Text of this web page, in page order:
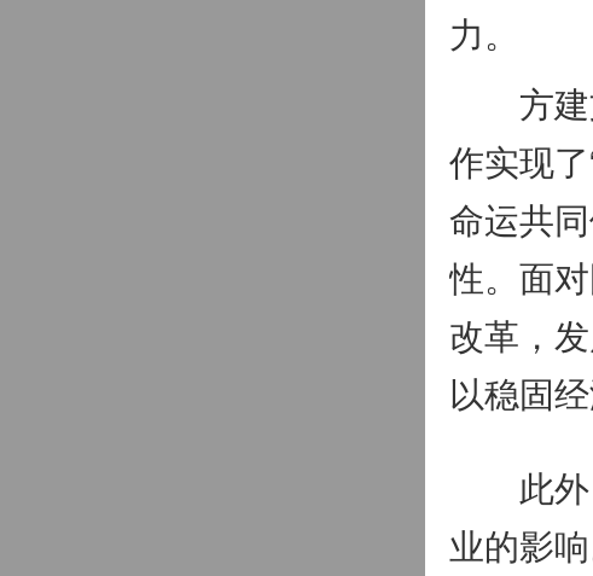
力。
方建
作实现
命运共
性。面
改革，
以稳固经
此外
业的影